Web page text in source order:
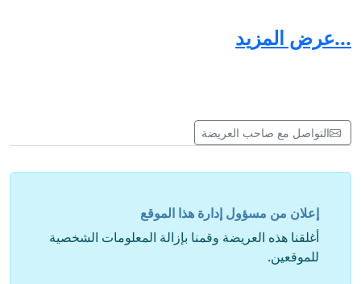
- التسريع بحلول استعجالية للأوضاع الصحية لبعض الكتاب
المعنية لتسوية الملفات الإدارية للكتاب الذين يشتغلون على آليات
التشغيل الهش من حضائر ظرفية وآلية 16 وإيجاد حلول دائمة
- النّظر وبشكل جدّي في المقترح الذي طالما نادى به المثقفون
وهو بعث مجلس أعلى للثقافة.
- تفعيل وكالة التعاون الدولي وفق برنامج ينهض بالمشهد الثقافي
ويدعم الكاتب في الإشعاع إقليميا ودوليا.
...عرض المزيد
التواصل مع صاحب العريضة
إعلان من مسؤول إدارة هذا الموقع
أغلقنا هذه العريضة وقمنا بإزالة المعلومات الشخصية
للموقعين.